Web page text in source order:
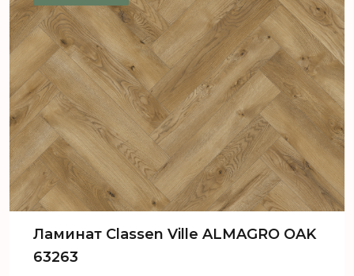
Ламинат Classen Ville ALMAGRO OAK
63263